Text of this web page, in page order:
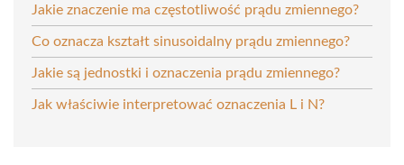
Jakie znaczenie ma częstotliwość prądu zmiennego?
Co oznacza kształt sinusoidalny prądu zmiennego?
Jakie są jednostki i oznaczenia prądu zmiennego?
Jak właściwie interpretować oznaczenia L i N?